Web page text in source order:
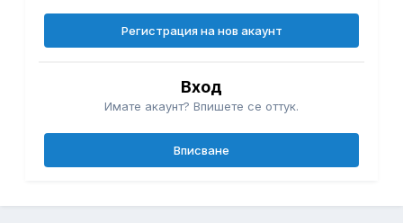
Регистрация на нов акаунт
Вход
Имате акаунт? Впишете се оттук.
Вписване